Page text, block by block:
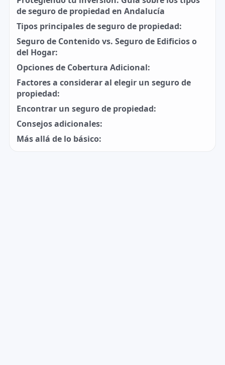
de seguro de propiedad en Andalucía
Tipos principales de seguro de propiedad:
Seguro de Contenido vs. Seguro de Edificios o
del Hogar:
Opciones de Cobertura Adicional:
Factores a considerar al elegir un seguro de
propiedad:
Encontrar un seguro de propiedad:
Consejos adicionales:
Más allá de lo básico: